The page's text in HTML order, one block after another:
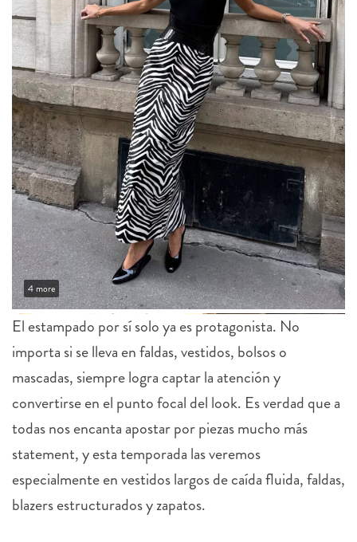
4 more
El estampado por sí solo ya es protagonista. No
importa si se lleva en faldas, vestidos, bolsos o
mascadas, siempre logra captar la atención y
convertirse en el punto focal del look. Es verdad que a
todas nos encanta apostar por piezas mucho más
statement, y esta temporada las veremos
especialmente en vestidos largos de caída fluida, faldas,
blazers estructurados y zapatos.